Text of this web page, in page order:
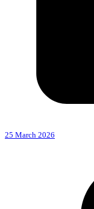
25 March 2026